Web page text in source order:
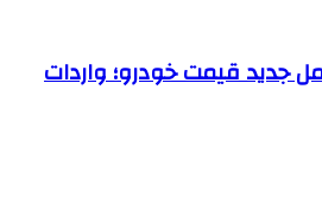
جدید قیمت خودرو؛ واردات